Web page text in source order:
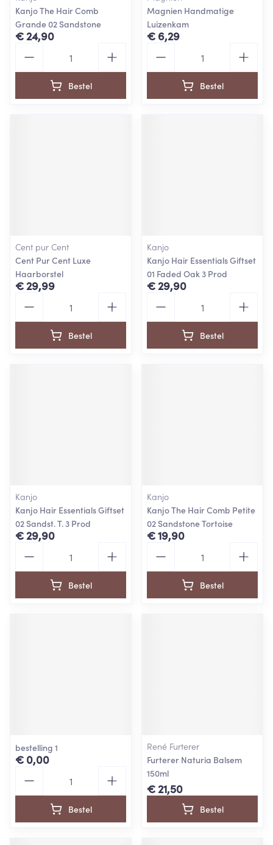
Kanjo The Hair Comb
Grande 02 Sandstone
€ 24,90
Bestel
Magnien Handmatige
Luizenkam
€ 6,29
Bestel
Cent pur Cent
Cent Pur Cent Luxe
Haarborstel
€ 29,99
Bestel
Kanjo
Kanjo Hair Essentials Giftset
01 Faded Oak 3 Prod
€ 29,90
Bestel
Kanjo
Kanjo Hair Essentials Giftset
02 Sandst. T. 3 Prod
€ 29,90
Bestel
Kanjo
Kanjo The Hair Comb Petite
02 Sandstone Tortoise
€ 19,90
Bestel
bestelling 1
€ 0,00
Bestel
René Furterer
Furterer Naturia Balsem
150ml
€ 21,50
Bestel